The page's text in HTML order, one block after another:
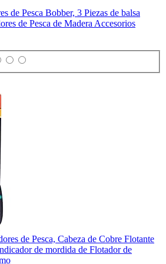
de Pesca Bobber, 3 Piezas de balsa
de Pesca de Madera Accesorios
de Pesca, Cabeza de Cobre Flotante
de mordida de Flotador de